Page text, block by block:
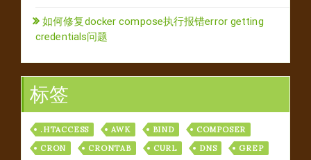
如何修复docker compose执行报错error getting
credentials问题
标签
.HTACCESS AWK BIND
COMPOSER
CRON
CRONTAB CURL DNS
GREP